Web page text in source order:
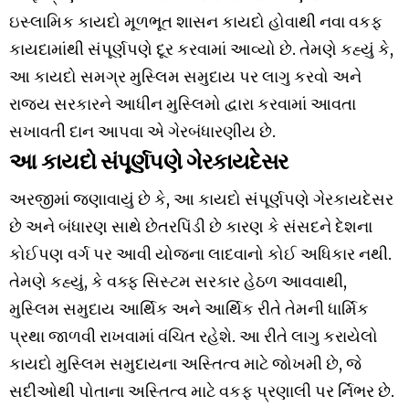
ઇસ્લામિક કાયદો મૂળભૂત શાસન કાયદો હોવાથી નવા વકફ
કાયદામાંથી સંપૂર્ણપણે દૂર કરવામાં આવ્યો છે. તેમણે કહ્યું કે,
આ કાયદો સમગ્ર મુસ્લિમ સમુદાય પર લાગુ કરવો અને
રાજ્ય સરકારને આધીન મુસ્લિમો દ્વારા કરવામાં આવતા
સખાવતી દાન આપવા એ ગેરબંધારણીય છે.
આ કાયદો સંપૂર્ણપણે ગેરકાયદેસર
અરજીમાં જણાવાયું છે કે, આ કાયદો સંપૂર્ણપણે ગેરકાયદેસર
છે અને બંધારણ સાથે છેતરપિંડી છે કારણ કે સંસદને દેશના
કોઈપણ વર્ગ પર આવી યોજના લાદવાનો કોઈ અધિકાર નથી.
તેમણે કહ્યું, કે વક્ફ સિસ્ટમ સરકાર હેઠળ આવવાથી,
મુસ્લિમ સમુદાય આર્થિક અને આર્થિક રીતે તેમની ધાર્મિક
પ્રથા જાળવી રાખવામાં વંચિત રહેશે. આ રીતે લાગુ કરાયેલો
કાયદો મુસ્લિમ સમુદાયના અસ્તિત્વ માટે જોખમી છે, જે
સદીઓથી પોતાના અસ્તિત્વ માટે વકફ પ્રણાલી પર ર્નિભર છે.